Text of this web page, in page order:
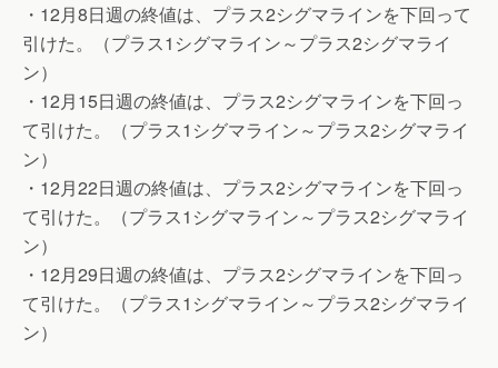
・12月8日週の終値は、プラス2シグマラインを下回って
引けた。（プラス1シグマライン～プラス2シグマライ
ン）
・12月15日週の終値は、プラス2シグマラインを下回っ
て引けた。（プラス1シグマライン～プラス2シグマライ
ン）
・12月22日週の終値は、プラス2シグマラインを下回っ
て引けた。（プラス1シグマライン～プラス2シグマライ
ン）
・12月29日週の終値は、プラス2シグマラインを下回っ
て引けた。（プラス1シグマライン～プラス2シグマライ
ン）